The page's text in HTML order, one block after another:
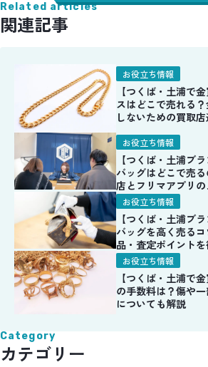
Related articles
関連記事
お役立ち情報
【つくば・土浦で
スはどこで売れる
しないための買取
お役立ち情報
【つくば・土浦ブ
バッグはどこで売
店とフリマアプリ
トを徹底比較
お役立ち情報
【つくば・土浦ブ
バッグを高く売る
品・査定ポイント
お役立ち情報
【つくば・土浦で
の手数料は？傷や
についても解説
Category
カテゴリー